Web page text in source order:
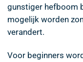
gunstiger hefboom
mogelijk worden
verandert.
Voor beginners